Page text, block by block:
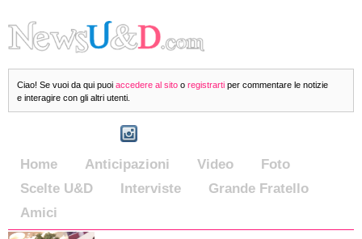
Ciao! Se vuoi da qui puoi accedere al sito o registrarti per commentare le notizie
e interagire con gli altri utenti.
Home Anticipazioni Video
Foto
Scelte U&D
Interviste
Grande Fratello
Amici